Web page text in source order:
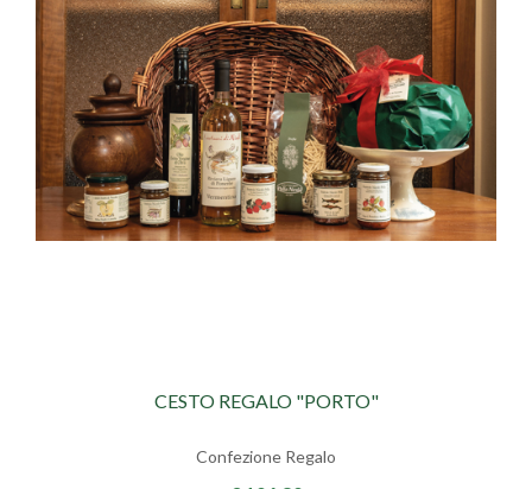
CESTO REGALO "PORTO"
Confezione Regalo